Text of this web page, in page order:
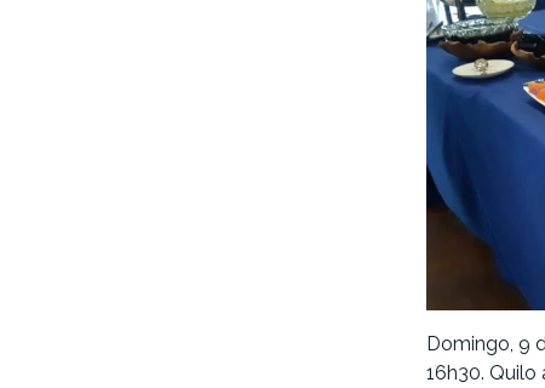
Domingo, 9
16h30. Quilo